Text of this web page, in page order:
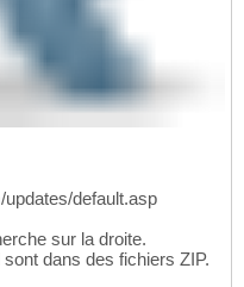
default.asp
sur la droite.
dans des fichiers ZIP.